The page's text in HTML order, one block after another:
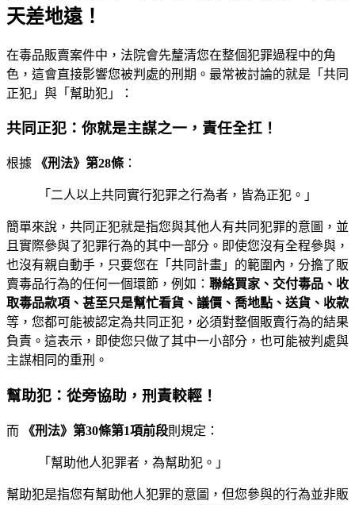
天差地遠！
在毒品販賣案件中，法院會先釐清您在整個犯罪過程中的角
色，這會直接影響您被判處的刑期。最常被討論的就是「共同
正犯」與「幫助犯」：
共同正犯：你就是主謀之一，責任全扛！
根據 《刑法》第28條 ：
「二人以上共同實行犯罪之行為者，皆為正犯。」
簡單來說，共同正犯就是指您與其他人有共同犯罪的意圖，並
且實際參與了犯罪行為的其中一部分。即使您沒有全程參與，
也沒有親自動手，只要您在「共同計畫」的範圍內，分擔了販
賣毒品行為的任何一個環節，例如： 聯絡買家、交付毒品、收
取毒品款項、甚至只是幫忙看貨、議價、喬地點、送貨、收款
等，您都可能被認定為共同正犯，必須對整個販賣行為的結果
負責。這表示，即使您只做了其中一小部分，也可能被判處與
主謀相同的重刑。
幫助犯：從旁協助，刑責較輕！
而 《刑法》第30條第1項前段則規定：
「幫助他人犯罪者，為幫助犯。」
幫助犯是指您有幫助他人犯罪的意圖，但您參與的行為並非販